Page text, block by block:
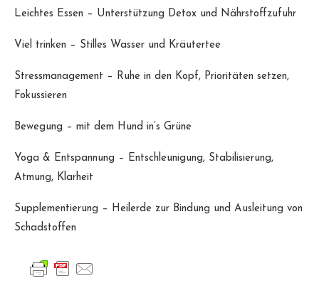
Leichtes Essen – Unterstützung Detox und Nährstoffzufuhr
Viel trinken – Stilles Wasser und Kräutertee
Stressmanagement – Ruhe in den Kopf, Prioritäten setzen,
Fokussieren
Bewegung – mit dem Hund in’s Grüne
Yoga & Entspannung – Entschleunigung, Stabilisierung,
Atmung, Klarheit
Supplementierung – Heilerde zur Bindung und Ausleitung von
Schadstoffen